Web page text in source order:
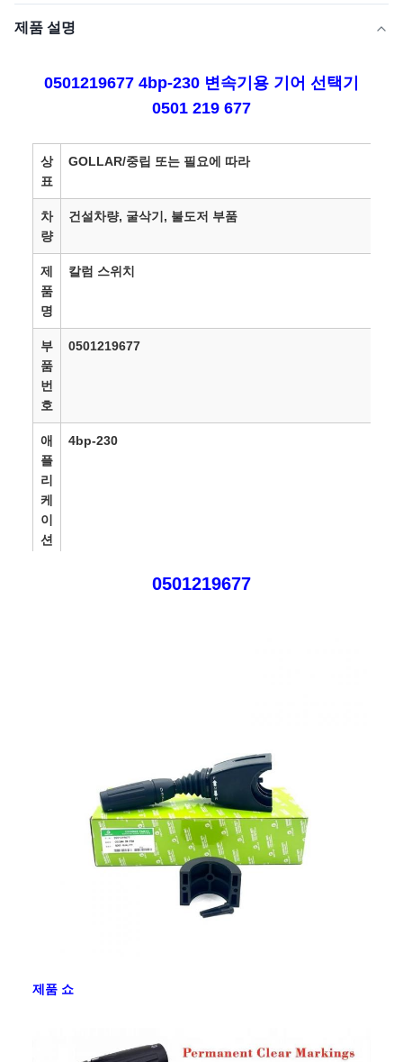
제품 설명
0501219677 4bp-230 변속기용 기어 선택기
0501 219 677
상
표
GOLLAR/중립 또는 필요에 따라
차
량
건설차량, 굴삭기, 불도저 부품
제
품
명
칼럼 스위치
부
품
번
호
0501219677
애
플
리
케
이
션
4bp-230
RMB,USD,EUR,GBP,CAD,SAR,AED,PLN,TRY,AUD,JPY
SGD,SEK,DKK,HKD,AUD,CHF,DKK,IDR,KES,MXN,MYR
유럽, 미국, 캐나다, 남미, 아프리카, 중동
0501219677
제품 쇼